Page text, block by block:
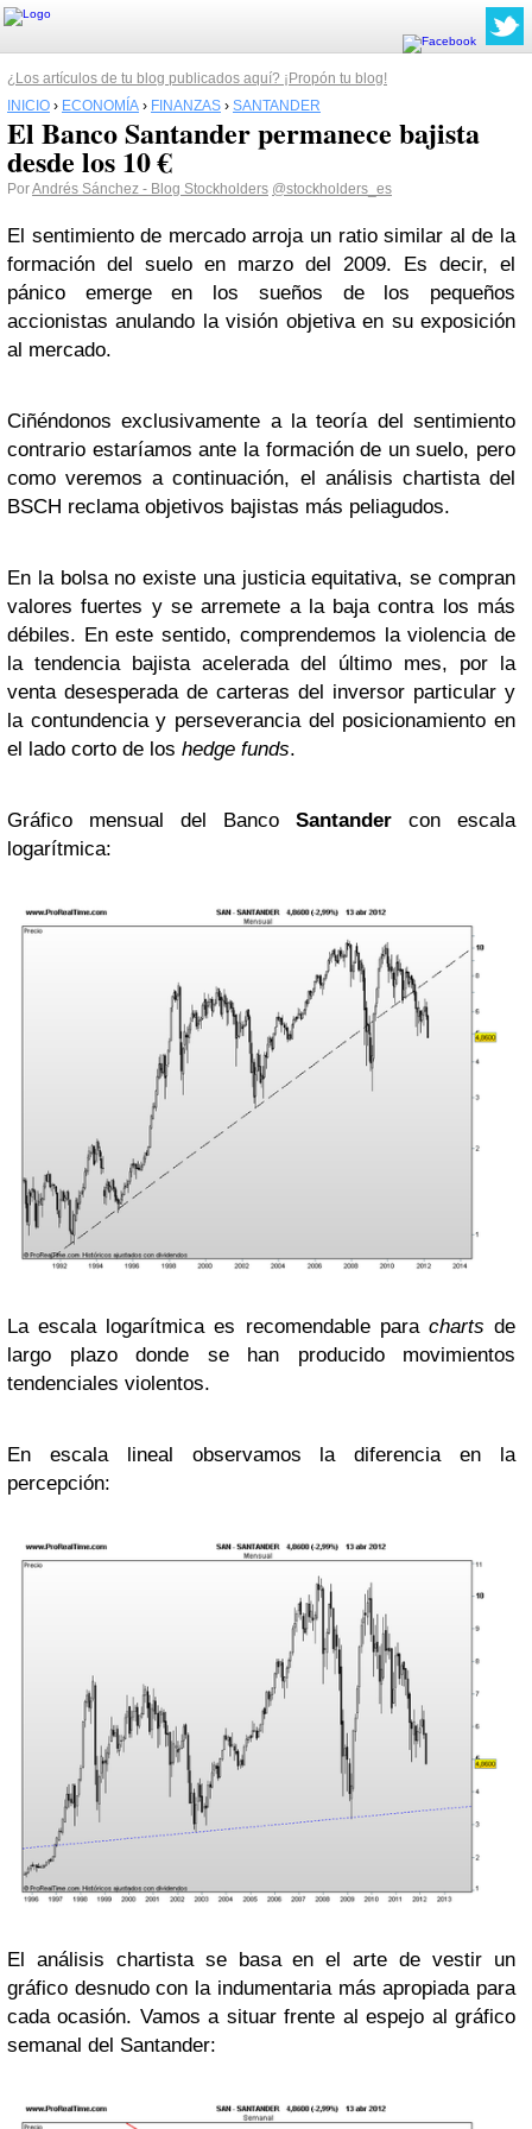
¿Los artículos de tu blog publicados aquí? ¡Propón tu blog!
INICIO › ECONOMÍA › FINANZAS › SANTANDER
El Banco Santander permanece bajista
desde los 10 €
PorAndrés Sánchez - Blog Stockholders @stockholders_es
El sentimiento de mercado arroja un ratio similar al de la
formación del suelo en marzo del 2009. Es decir, el
pánico emerge en los sueños de los pequeños
accionistas anulando la visión objetiva en su exposición
al mercado.
Ciñéndonos exclusivamente a la teoría del sentimiento
contrario estaríamos ante la formación de un suelo, pero
como veremos a continuación, el análisis chartista del
BSCH reclama objetivos bajistas más peliagudos.
En la bolsa no existe una justicia equitativa, se compran
valores fuertes y se arremete a la baja contra los más
débiles. En este sentido, comprendemos la violencia de
la tendencia bajista acelerada del último mes, por la
venta desesperada de carteras del inversor particular y
la contundencia y perseverancia del posicionamiento en
el lado corto de los hedge funds.
Gráfico mensual del Banco Santander con escala
logarítmica:
La escala logarítmica es recomendable para charts de
largo plazo donde se han producido movimientos
tendenciales violentos.
En escala lineal observamos la diferencia en la
percepción:
El análisis chartista se basa en el arte de vestir un
gráfico desnudo con la indumentaria más apropiada para
cada ocasión. Vamos a situar frente al espejo al gráfico
semanal del Santander: